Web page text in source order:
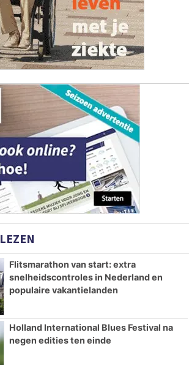
Flitsmarathon van start: extra
snelheidscontroles in Nederland en
populaire vakantielanden
Holland International Blues Festival na
negen edities ten einde